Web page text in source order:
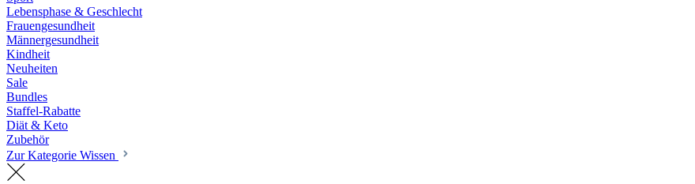
Lebensphase & Geschlecht
Frauengesundheit
Männergesundheit
Kindheit
Neuheiten
Sale
Bundles
Staffel-Rabatte
Diät & Keto
Zubehör
Zur Kategorie Wissen